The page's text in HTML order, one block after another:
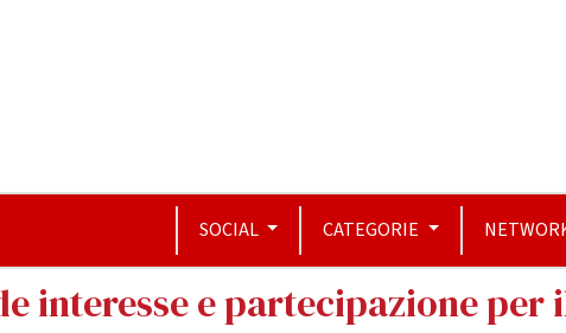
SOCIAL CATEGORIE
interesse e partecipazione per